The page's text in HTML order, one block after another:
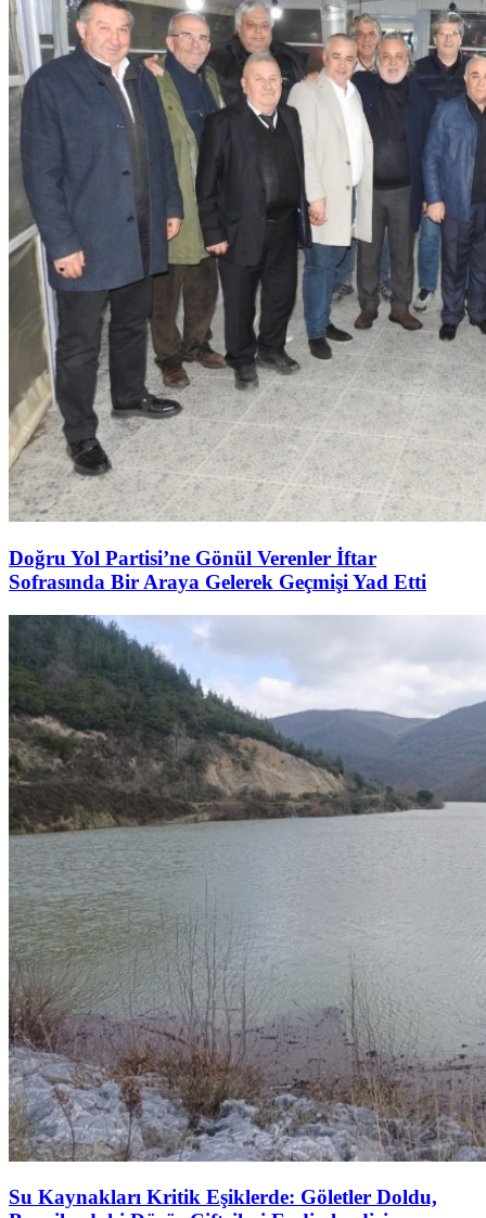
Doğru Yol Partisi’ne Gönül Verenler İftar
Sofrasında Bir Araya Gelerek Geçmişi Yad Etti
Su Kaynakları Kritik Eşiklerde: Göletler Doldu,